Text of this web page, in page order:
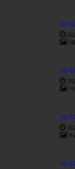
10-
10-
10-
9
10-